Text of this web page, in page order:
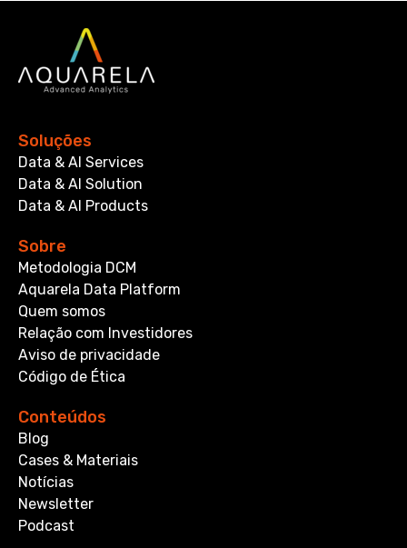
Soluções
Data & AI Services
Data & AI Solution
Data & AI Products
Sobre
Metodologia DCM
Aquarela Data Platform
Quem somos
Relação com Investidores
Aviso de privacidade
Código de Ética
Conteúdos
Blog
Cases & Materiais
Notícias
Newsletter
Podcast